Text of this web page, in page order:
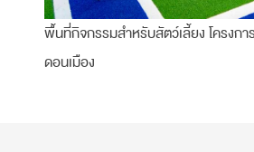
พื้นที่กิจกรรมสำหรับสัตว์เลี้ยง โครงกา
ดอนเมือง